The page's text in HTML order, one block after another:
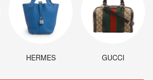
HERMES GUCCI